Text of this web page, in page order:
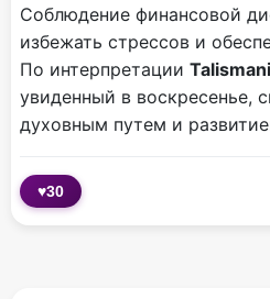
Соблюдение финансовой
избежать стрессов и
По интерпретации
увиденный в воскресенье,
духовным путем и
♥30